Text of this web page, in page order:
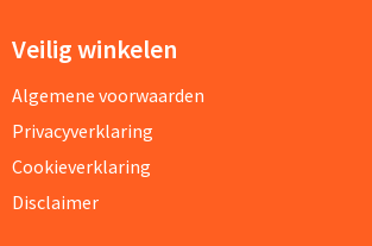
Veilig winkelen
Algemene voorwaarden
Privacyverklaring
Cookieverklaring
Disclaimer